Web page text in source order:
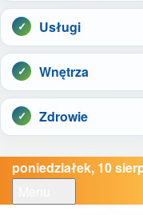
Usługi
Wnętrza
Zdrowie
poniedziałek, 10